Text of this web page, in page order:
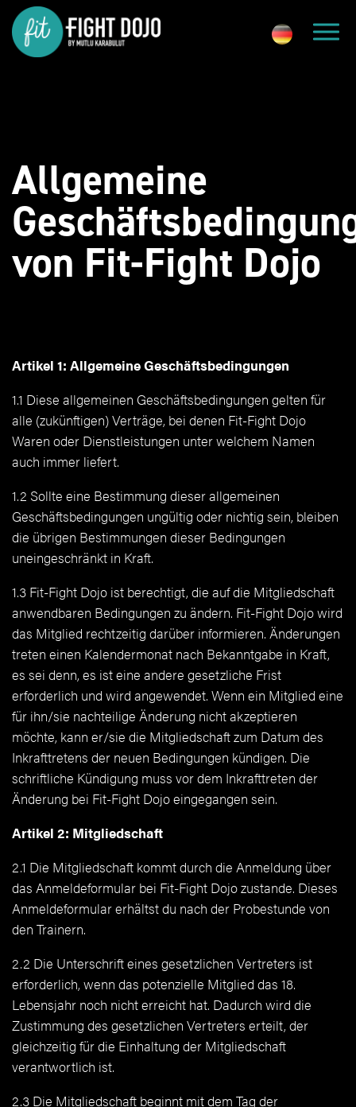
Allgemeine
von Fit-Fight Dojo
Artikel 1: Allgemeine Geschäftsbedingungen
1.1 Diese allgemeinen Geschäftsbedingungen gelten für
alle (zukünftigen) Verträge, bei denen Fit-Fight Dojo
Waren oder Dienstleistungen unter welchem Namen
auch immer liefert.
1.2 Sollte eine Bestimmung dieser allgemeinen
Geschäftsbedingungen ungültig oder nichtig sein, bleiben
die übrigen Bestimmungen dieser Bedingungen
uneingeschränkt in Kraft.
1.3 Fit-Fight Dojo ist berechtigt, die auf die Mitgliedschaft
anwendbaren Bedingungen zu ändern. Fit-Fight Dojo wird
das Mitglied rechtzeitig darüber informieren. Änderungen
treten einen Kalendermonat nach Bekanntgabe in Kraft,
es sei denn, es ist eine andere gesetzliche Frist
erforderlich und wird angewendet. Wenn ein Mitglied eine
für ihn/sie nachteilige Änderung nicht akzeptieren
möchte, kann er/sie die Mitgliedschaft zum Datum des
Inkrafttretens der neuen Bedingungen kündigen. Die
schriftliche Kündigung muss vor dem Inkrafttreten der
Änderung bei Fit-Fight Dojo eingegangen sein.
Artikel 2: Mitgliedschaft
2.1 Die Mitgliedschaft kommt durch die Anmeldung über
das Anmeldeformular bei Fit-Fight Dojo zustande. Dieses
Anmeldeformular erhältst du nach der Probestunde von
den Trainern.
2.2 Die Unterschrift eines gesetzlichen Vertreters ist
erforderlich, wenn das potenzielle Mitglied das 18.
Lebensjahr noch nicht erreicht hat. Dadurch wird die
Zustimmung des gesetzlichen Vertreters erteilt, der
gleichzeitig für die Einhaltung der Mitgliedschaft
verantwortlich ist.
2.3 Die Mitgliedschaft beginnt mit dem Tag der